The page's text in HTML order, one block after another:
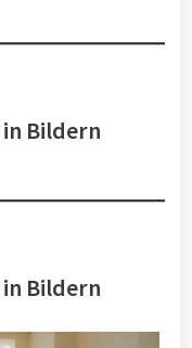
in Bildern
in Bildern